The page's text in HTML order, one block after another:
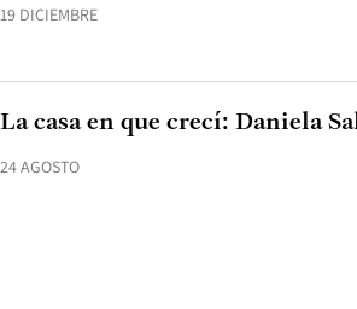
19 DICIEMBRE
24 AGOSTO
La casa en que crecí: Daniela